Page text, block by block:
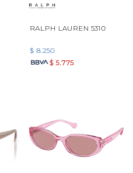
RALPH LAUREN 5310
$ 8.250
$ 5.775